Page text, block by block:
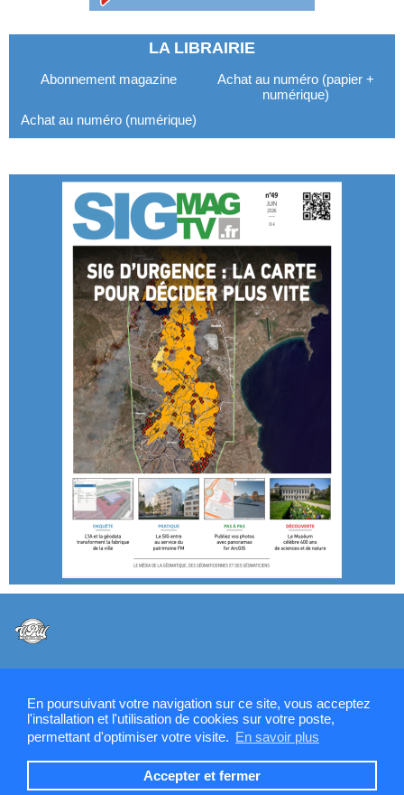
En poursuivant votre navigation sur ce site, vous acceptez
l'installation et l'utilisation de cookies sur votre poste,
permettant d'optimiser votre visite. En savoir plus
Accepter et fermer
LA LIBRAIRIE
Abonnement magazine
Achat au numéro (papier +
numérique)
Achat au numéro (numérique)
Contactez la rédaction de SIGMAG & SIGTV